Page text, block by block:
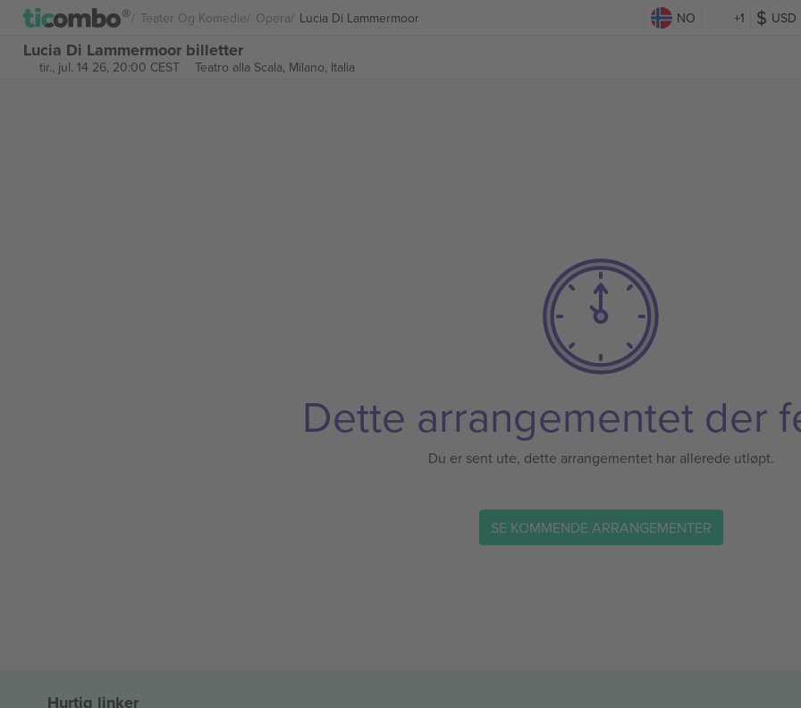
Teater Og Komedie Opera Lucia Di Lammermoor NO +1 USD
Lucia Di Lammermoor billetter
tir., jul. 14 26, 20:00 CEST Teatro alla Scala, Milano, Italia
Dette arrangementet der
Du er sent ute, dette arrangementet har allerede utløpt.
SE KOMMENDE ARRANGEMENTER
Hurtig linker